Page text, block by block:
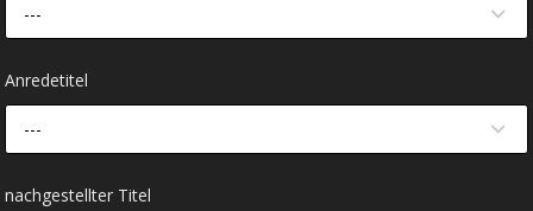
---
Anredetitel
---
nachgestellter Titel